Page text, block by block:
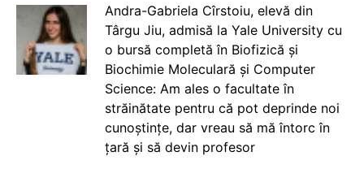
Andra-Gabriela Cîrstoiu, elevă din
Târgu Jiu, admisă la Yale University cu
o bursă completă în Biofizică și
Biochimie Moleculară și Computer
Science: Am ales o facultate în
străinătate pentru că pot deprinde noi
cunoștințe, dar vreau să mă întorc în
țară și să devin profesor